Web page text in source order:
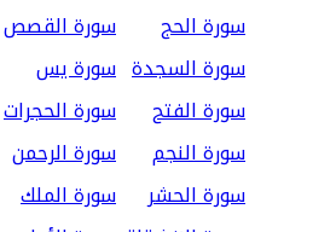
سورة الحج
سورة القصص
سورة السجدة سورة يس
سورة الفتح
سورة الحجرات
سورة النجم
سورة الرحمن
سورة الحشر
سورة الملك